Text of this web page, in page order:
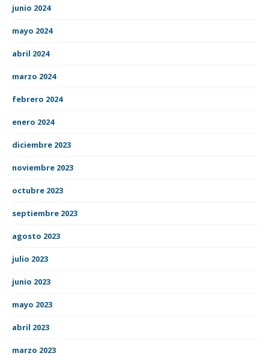
junio 2024
mayo 2024
abril 2024
marzo 2024
febrero 2024
enero 2024
diciembre 2023
noviembre 2023
octubre 2023
septiembre 2023
agosto 2023
julio 2023
junio 2023
mayo 2023
abril 2023
marzo 2023